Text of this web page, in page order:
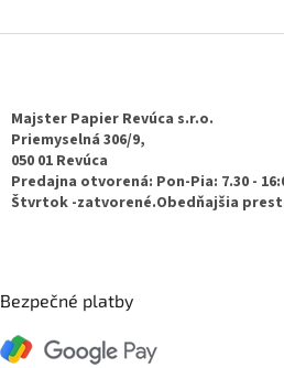
Majster Papier Revúca s.r.o.
Priemyselná 306/9,
050 01 Revúca
Predajna otvorená: Pon-Pia: 7.30 -
Štvrtok -zatvorené.Obedňajšia
Bezpečné platby